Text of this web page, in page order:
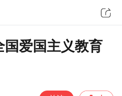
爱国主义教育